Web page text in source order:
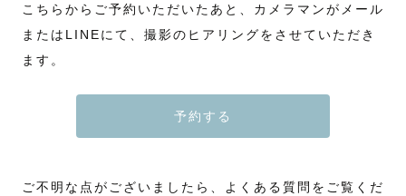
こちらからご予約いただいたあと、カメラマンがメール
またはLINEにて、撮影のヒアリングをさせていただき
ます。
予約する
ご不明な点がございましたら、よくある質問をご覧くだ